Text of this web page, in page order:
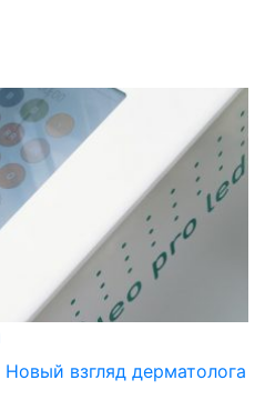
взгляд дерматолога